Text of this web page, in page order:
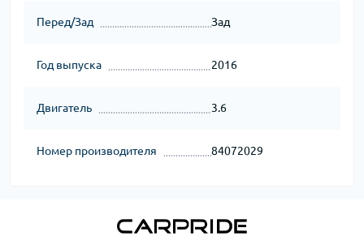
Перед/Зад Зад
Год выпуска 2016
Двигатель 3.6
Номер производителя 84072029